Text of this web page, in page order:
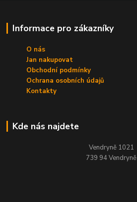
Informace pro zákazníky
O nás
Jan nakupovat
Obchodní podmínky
Ochrana osobních údajů
Kontakty
Kde nás najdete
Vendryně 1021
739 94 Vendryně